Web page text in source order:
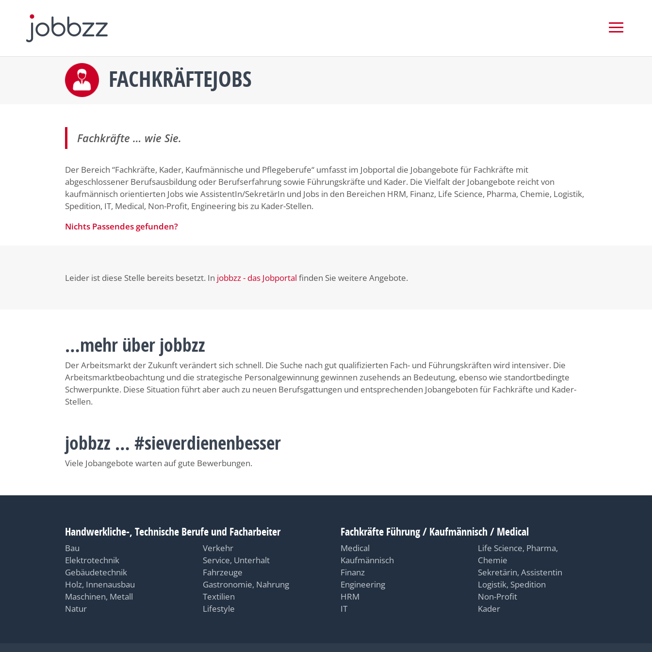
FACHKRÄFTEJOBS
Fachkräfte … wie Sie.
Der Bereich “Fachkräfte, Kader, Kaufmännische und Pflegeberufe“ umfasst im Jobportal die Jobangebote für Fachkräfte mit
abgeschlossener Berufsausbildung oder Berufserfahrung sowie Führungskräfte und Kader. Die Vielfalt der Jobangebote reicht von
kaufmännisch orientierten Jobs wie AssistentIn/SekretärIn und Jobs in den Bereichen HRM, Finanz, Life Science, Pharma, Chemie, Logistik,
Spedition, IT, Medical, Non-Profit, Engineering bis zu Kader-Stellen.
Nichts Passendes gefunden?
Leider ist diese Stelle bereits besetzt. In jobbzz - das Jobportal finden Sie weitere Angebote.
…mehr über jobbzz
Der Arbeitsmarkt der Zukunft verändert sich schnell. Die Suche nach gut qualifizierten Fach- und Führungskräften wird intensiver. Die
Arbeitsmarktbeobachtung und die strategische Personalgewinnung gewinnen zusehends an Bedeutung, ebenso wie standortbedingte
Schwerpunkte. Diese Situation führt aber auch zu neuen Berufsgattungen und entsprechenden Jobangeboten für Fachkräfte und Kader-
Stellen.
jobbzz … #sieverdienenbesser
Viele Jobangebote warten auf gute Bewerbungen.
Handwerkliche-, Technische Berufe und Facharbeiter
Bau
Elektrotechnik
Gebäudetechnik
Holz, Innenausbau
Maschinen, Metall
Natur
Verkehr
Service, Unterhalt
Fahrzeuge
Gastronomie, Nahrung
Textilien
Lifestyle
Fachkräfte Führung / Kaufmännisch / Medical
Medical
Kaufmännisch
Finanz
Engineering
HRM
IT
Life Science, Pharma,
Chemie
Sekretärin, Assistentin
Logistik, Spedition
Non-Profit
Kader